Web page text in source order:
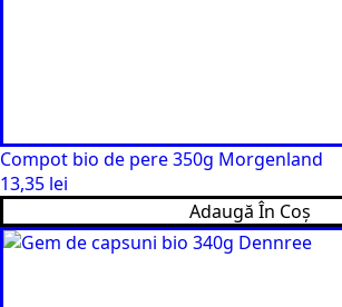
Compot bio de pere 350g Morgenland
13,35 lei
Adaugă În Coș